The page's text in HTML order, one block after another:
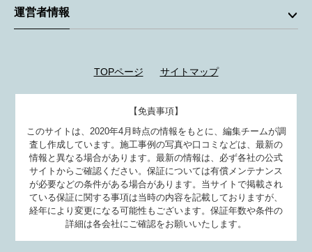
運営者情報
TOPページ サイトマップ
【免責事項】
このサイトは、2020年4月時点の情報をもとに、編集チームが調
査し作成しています。施工事例の写真や口コミなどは、最新の
情報と異なる場合があります。最新の情報は、必ず各社の公式
サイトからご確認ください。保証については有償メンテナンス
が必要などの条件がある場合があります。当サイトで掲載され
ている保証に関する事項は当時の内容を記載しておりますが、
経年により変更になる可能性もございます。保証年数や条件の
詳細は各会社にご確認をお願いいたします。